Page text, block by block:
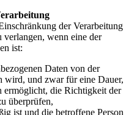
der Verarbeitung
verlangen, wenn eine der
ist:
Daten von der
wird, und zwar für eine Dauer,
ermöglicht, die Richtigkeit der
überprüfen,
ist und die betroffene Person